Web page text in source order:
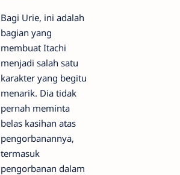
Bagi Urie, ini adalah
bagian yang
membuat Itachi
menjadi salah satu
karakter yang begitu
menarik. Dia tidak
pernah meminta
belas kasihan atas
pengorbanannya,
termasuk
pengorbanan dalam